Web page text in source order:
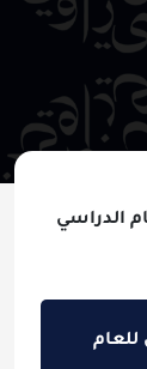
الدراسي
للعام